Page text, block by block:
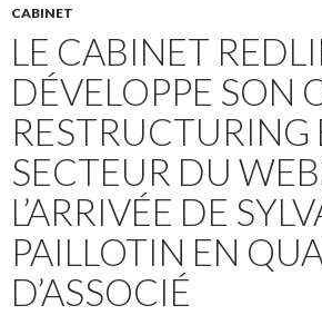
CABINET
LE CABINET
DÉVELOPPE SON
RESTRUCTURING
SECTEUR DU
L’ARRIVÉE DE
PAILLOTIN EN
D’ASSOCIÉ